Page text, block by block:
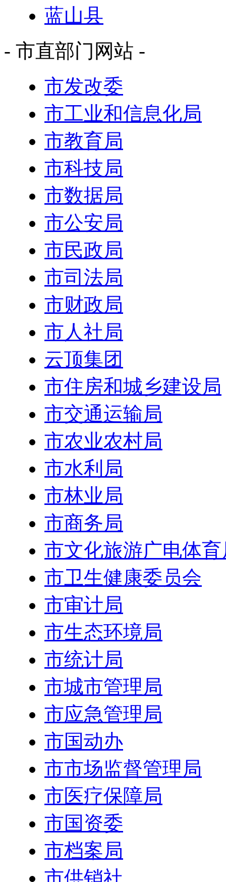
蓝山县
- 市直部门网站 -
市发改委
市工业和信息化局
市教育局
市科技局
市数据局
市公安局
市民政局
市司法局
市财政局
市人社局
云顶集团
市住房和城乡建设局
市交通运输局
市农业农村局
市水利局
市林业局
市商务局
市文化旅游广电体育
市卫生健康委员会
市审计局
市生态环境局
市统计局
市城市管理局
市应急管理局
市国动办
市市场监督管理局
市医疗保障局
市国资委
市档案局